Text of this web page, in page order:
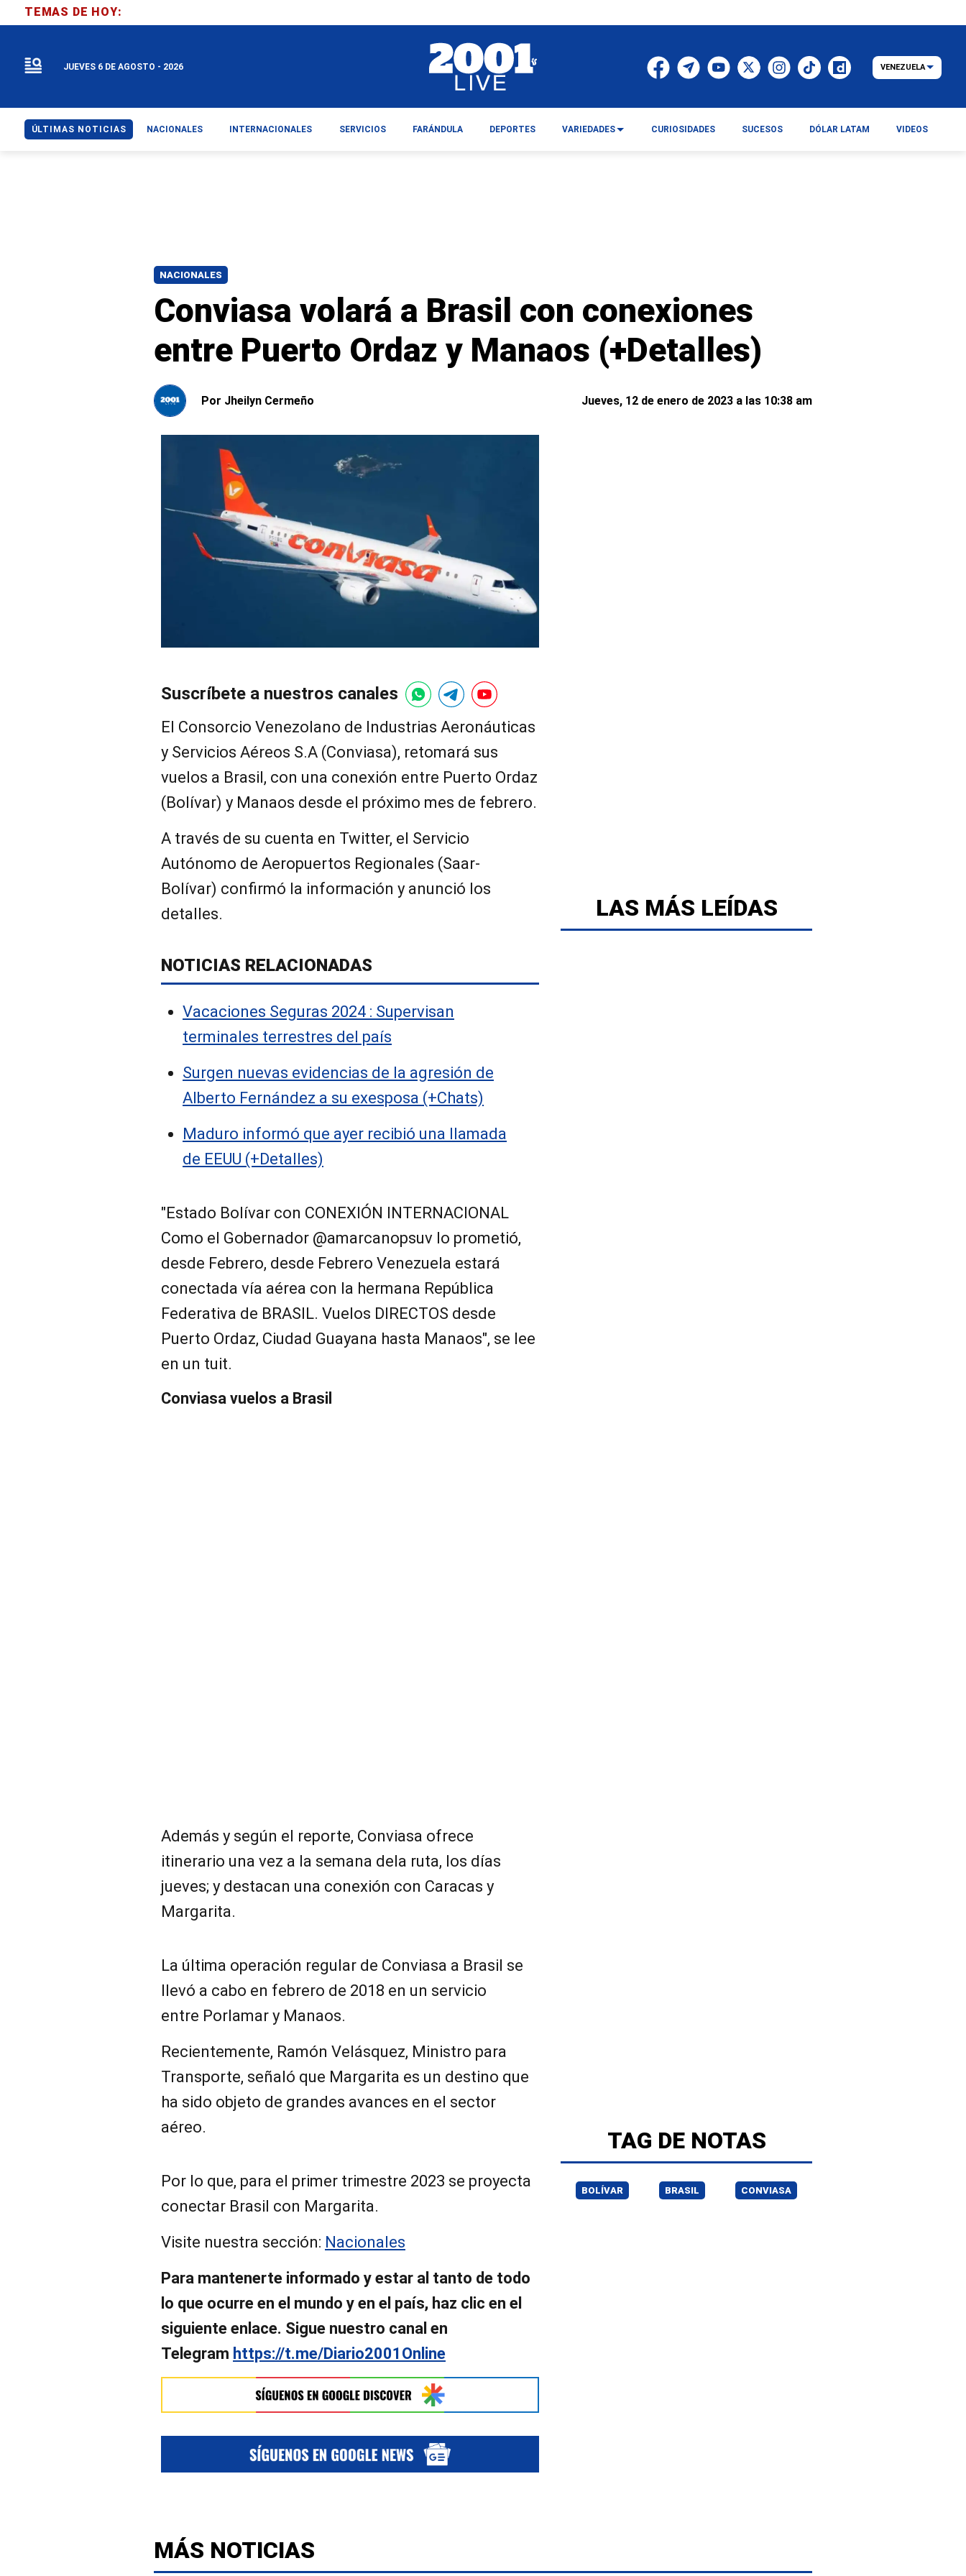
NACIONALES
Conviasa volará a Brasil con conexiones
entre Puerto Ordaz y Manaos (+Detalles)
Por Jheilyn Cermeño Jueves, 12 de enero de 2023 a las 10:38 am
Suscríbete a nuestros canales
El Consorcio Venezolano de Industrias Aeronáuticas
y Servicios Aéreos S.A (Conviasa), retomará sus
vuelos a Brasil, con una conexión entre Puerto Ordaz
(Bolívar) y Manaos desde el próximo mes de febrero.
A través de su cuenta en Twitter, el Servicio
Autónomo de Aeropuertos Regionales (Saar-
Bolívar) confirmó la información y anunció los
detalles.
NOTICIAS RELACIONADAS
Vacaciones Seguras 2024 : Supervisan
terminales terrestres del país
Surgen nuevas evidencias de la agresión de
Alberto Fernández a su exesposa (+Chats)
Maduro informó que ayer recibió una llamada
de EEUU (+Detalles)
"Estado Bolívar con CONEXIÓN INTERNACIONAL
Como el Gobernador @amarcanopsuv lo prometió,
desde Febrero, desde Febrero Venezuela estará
conectada vía aérea con la hermana República
Federativa de BRASIL. Vuelos DIRECTOS desde
Puerto Ordaz, Ciudad Guayana hasta Manaos", se lee
en un tuit.
Conviasa vuelos a Brasil
Además y según el reporte, Conviasa ofrece
itinerario una vez a la semana dela ruta, los días
jueves; y destacan una conexión con Caracas y
Margarita.
La última operación regular de Conviasa a Brasil se
llevó a cabo en febrero de 2018 en un servicio
entre Porlamar y Manaos.
Recientemente, Ramón Velásquez, Ministro para
Transporte, señaló que Margarita es un destino que
ha sido objeto de grandes avances en el sector
aéreo.
Por lo que, para el primer trimestre 2023 se proyecta
conectar Brasil con Margarita.
Visite nuestra sección: Nacionales
Para mantenerte informado y estar al tanto de todo
lo que ocurre en el mundo y en el país, haz clic en el
siguiente enlace. Sigue nuestro canal en
Telegram https://t.me/Diario2001Online
LAS MÁS LEÍDAS
TAG DE NOTAS
BOLÍVAR BRASIL CONVIASA
MÁS NOTICIAS
TEMAS DE HOY:
JUEVES 6 DE AGOSTO - 2026 VENEZUELA
ÚLTIMAS NOTICIAS NACIONALES INTERNACIONALES SERVICIOS FARÁNDULA DEPORTES VARIEDADES CURIOSIDADES SUCESOS DÓLAR LATAM VIDEOS